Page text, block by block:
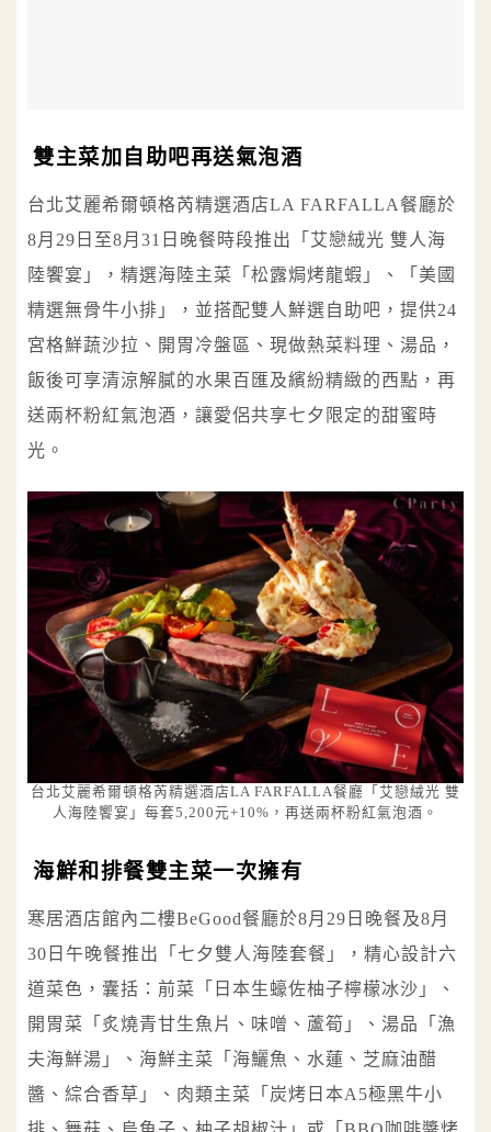
雙主菜加自助吧再送氣泡酒
台北艾麗希爾頓格芮精選酒店LA FARFALLA餐廳於
8月29日至8月31日晚餐時段推出「艾戀絨光 雙人海
陸饗宴」，精選海陸主菜「松露焗烤龍蝦」、「美國
精選無骨牛小排」，並搭配雙人鮮選自助吧，提供24
宮格鮮蔬沙拉、開胃冷盤區、現做熱菜料理、湯品，
飯後可享清涼解膩的水果百匯及繽紛精緻的西點，再
送兩杯粉紅氣泡酒，讓愛侶共享七夕限定的甜蜜時
光。
台北艾麗希爾頓格芮精選酒店LA FARFALLA餐廳「艾戀絨光 雙
人海陸饗宴」每套5,200元+10%，再送兩杯粉紅氣泡酒。
海鮮和排餐雙主菜一次擁有
寒居酒店館內二樓BeGood餐廳於8月29日晚餐及8月
30日午晚餐推出「七夕雙人海陸套餐」，精心設計六
道菜色，囊括：前菜「日本生蠔佐柚子檸檬冰沙」、
開胃菜「炙燒青甘生魚片、味噌、蘆筍」、湯品「漁
夫海鮮湯」、海鮮主菜「海鱺魚、水蓮、芝麻油醋
醬、綜合香草」、肉類主菜「炭烤日本A5極黑牛小